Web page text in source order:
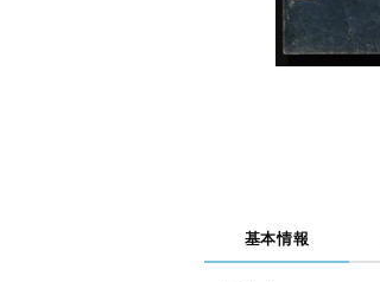
基本情報